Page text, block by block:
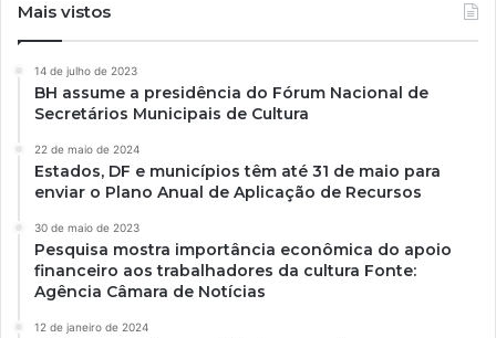
Mais vistos
14 de julho de 2023
BH assume a presidência do Fórum Nacional de
Secretários Municipais de Cultura
22 de maio de 2024
Estados, DF e municípios têm até 31 de maio para
enviar o Plano Anual de Aplicação de Recursos
30 de maio de 2023
Pesquisa mostra importância econômica do apoio
financeiro aos trabalhadores da cultura Fonte:
Agência Câmara de Notícias
12 de janeiro de 2024